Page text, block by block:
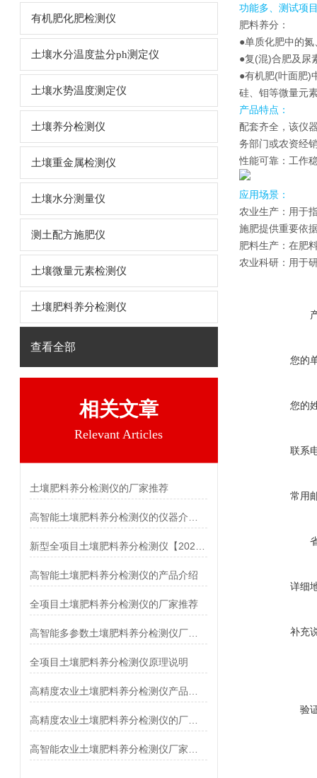
有机肥化肥检测仪
土壤水分温度盐分ph测定仪
土壤水势温度测定仪
土壤养分检测仪
土壤重金属检测仪
土壤水分测量仪
测土配方施肥仪
土壤微量元素检测仪
土壤肥料养分检测仪
查看全部
相关文章
Relevant Articles
土壤肥料养分检测仪的厂家推荐
高智能土壤肥料养分检测仪的产品介绍
全项目土壤肥料养分检测仪的厂家推荐
全项目土壤肥料养分检测仪原理说明
功能多、测试项
肥料养分：
●单质化肥中的氮
●复(混)合肥及尿
●有机肥(叶面肥)
硅、钼等微量元
产品特点：
配套齐全，该仪
务部门或农资经
性能可靠：工作
应用场景：
农业生产：用于
施肥提供重要依
肥料生产：在肥
农业科研：用于
您的
您的
联系
常用
详细
补充
验